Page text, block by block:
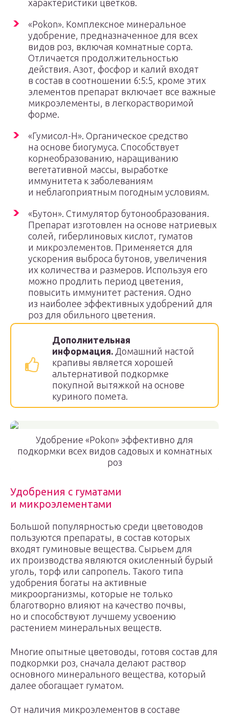
характеристики цветков.
«Pokon». Комплексное минеральное
удобрение, предназначенное для всех
видов роз, включая комнатные сорта.
Отличается продолжительностью
действия. Азот, фосфор и калий входят
в состав в соотношении 6:5:5, кроме этих
элементов препарат включает все важные
микроэлементы, в легкорастворимой
форме.
«Гумисол-Н». Органическое средство
на основе биогумуса. Способствует
корнеобразованию, наращиванию
вегетативной массы, выработке
иммунитета к заболеваниям
и неблагоприятным погодным условиям.
«Бутон». Стимулятор бутонообразования.
Препарат изготовлен на основе натриевых
солей, гиберлиновых кислот, гуматов
и микроэлементов. Применяется для
ускорения выброса бутонов, увеличения
их количества и размеров. Используя его
можно продлить период цветения,
повысить иммунитет растения. Одно
из наиболее эффективных удобрений для
роз для обильного цветения.
Дополнительная
информация. Домашний настой
крапивы является хорошей
альтернативой подкормке
покупной вытяжкой на основе
куриного помета.
Удобрение «Pokon» эффективно для
подкормки всех видов садовых и комнатных
роз
Удобрения с гуматами
и микроэлементами
Большой популярностью среди цветоводов
пользуются препараты, в состав которых
входят гуминовые вещества. Сырьем для
их производства являются окисленный бурый
уголь, торф или сапропель. Такого типа
удобрения богаты на активные
микроорганизмы, которые не только
благотворно влияют на качество почвы,
но и способствуют лучшему усвоению
растением минеральных веществ.
Многие опытные цветоводы, готовя состав для
подкормки роз, сначала делают раствор
основного минерального вещества, который
далее обогащает гуматом.
От наличия микроэлементов в составе